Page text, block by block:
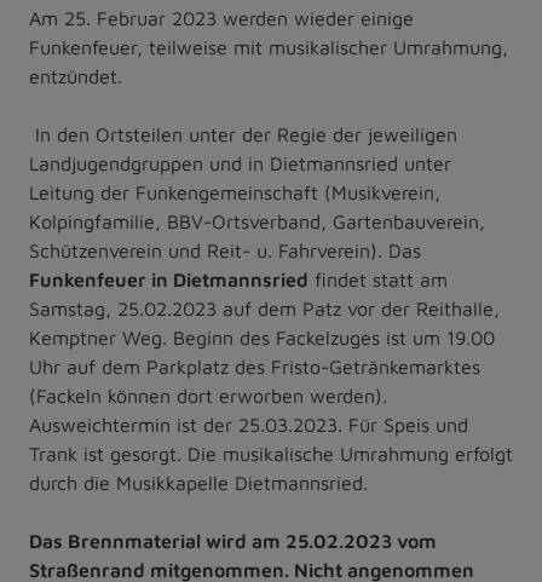
Am 25. Februar 2023 werden wieder einige
Funkenfeuer, teilweise mit musikalischer Umrahmung,
entzündet.
In den Ortsteilen unter der Regie der jeweiligen
Landjugendgruppen und in Dietmannsried unter
Leitung der Funkengemeinschaft (Musikverein,
Kolpingfamilie, BBV-Ortsverband, Gartenbauverein,
Schützenverein und Reit- u. Fahrverein). Das
Funkenfeuer in Dietmannsried findet statt am
Samstag, 25.02.2023 auf dem Patz vor der Reithalle,
Kemptner Weg. Beginn des Fackelzuges ist um 19.00
Uhr auf dem Parkplatz des Fristo-Getränkemarktes
(Fackeln können dort erworben werden).
Ausweichtermin ist der 25.03.2023. Für Speis und
Trank ist gesorgt. Die musikalische Umrahmung erfolgt
durch die Musikkapelle Dietmannsried.
Das Brennmaterial wird am 25.02.2023 vom
Straßenrand mitgenommen. Nicht angenommen